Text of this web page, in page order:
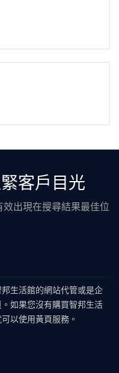
客戶目光
出現在搜尋結果最佳位
生活館的網站代管或是企
如果您沒有購買智邦生活
以使用黃頁服務。